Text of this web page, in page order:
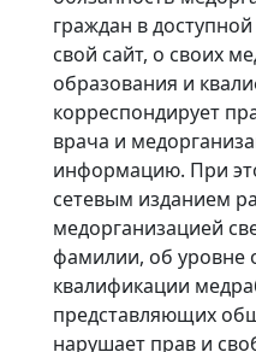
граждан в
свой сайт, о своих
образования и
корреспондирует
врача и
информацию. При
сетевым изданием
медорганизацией
фамилии, об уровне
квалификации
представляющих
нарушает прав и